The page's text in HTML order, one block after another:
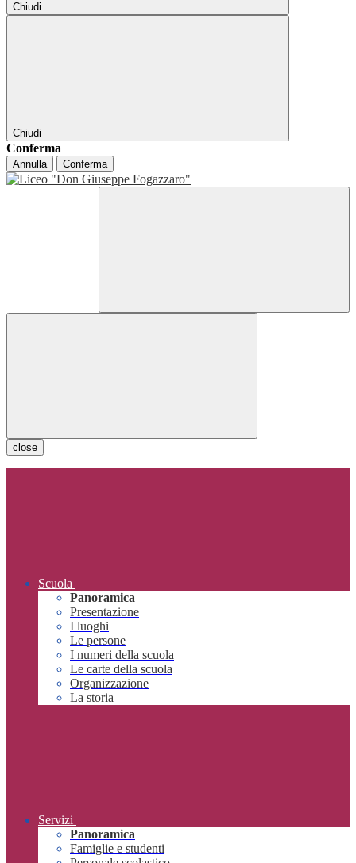
Chiudi
Chiudi
Conferma
Annulla Conferma
close
Scuola
Panoramica
Presentazione
I luoghi
Le persone
I numeri della scuola
Le carte della scuola
Organizzazione
La storia
Servizi
Panoramica
Famiglie e studenti